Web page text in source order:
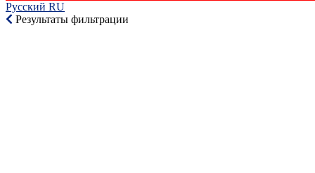
Русский RU‎
Результаты фильтрации